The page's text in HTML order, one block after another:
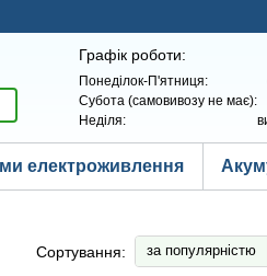
Графік роботи:
Понеділок-П'ятниця: с
Субота (самовивозу не має):
Неділя:
електроживлення
Сортування: за популярністю